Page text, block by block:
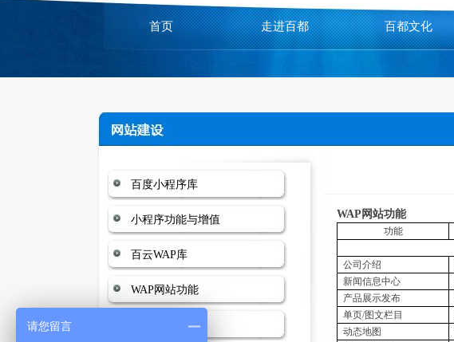
首页 走进百都 百都文化
百度小程序库
小程序功能与增值
百云WAP库
WAP网站功能
WAP 网站功能
功能
公司介绍
新闻信息中心
产品展示发布
单页/图文栏目
动态地图
请您留言